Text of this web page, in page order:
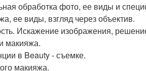
обработка фото, ее виды и
ее виды, взгляд через объектив.
Искажение изображения,
макияжа.
в Beauty - съемке.
макияжа.